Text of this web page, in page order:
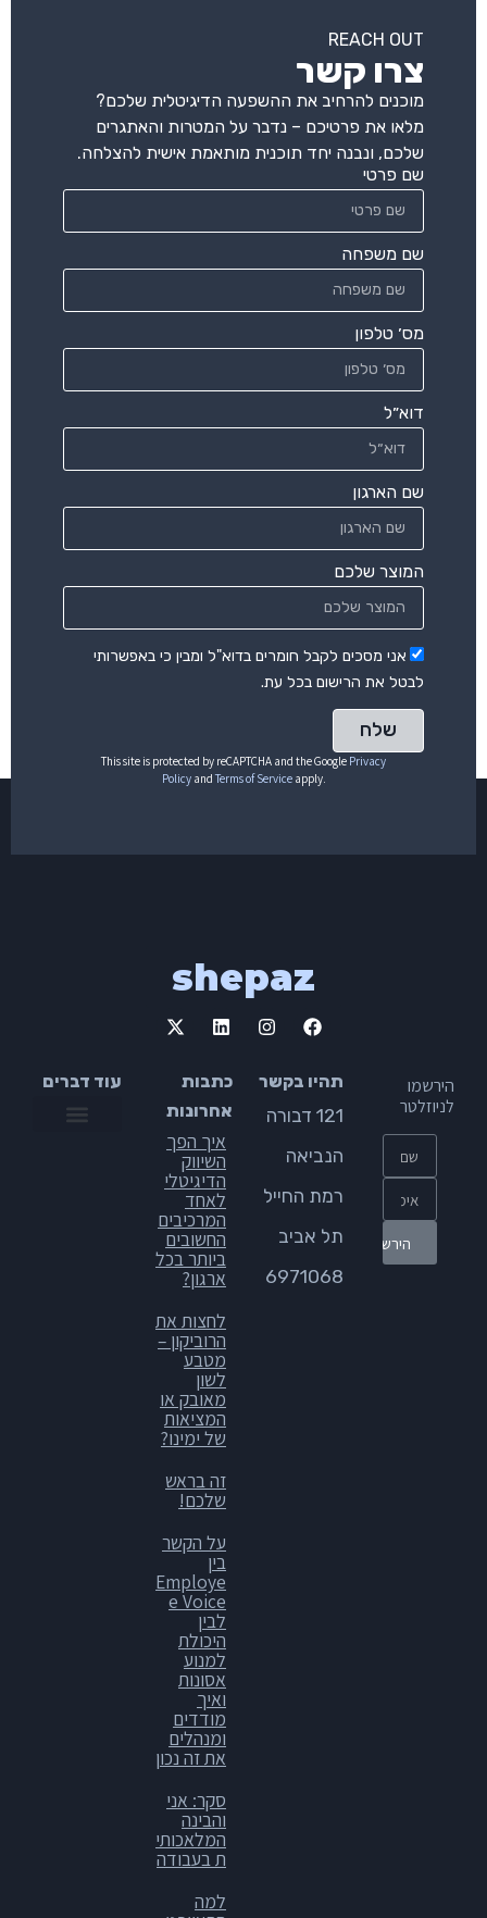
REACH OUT
צרו קשר
מוכנים להרחיב את ההשפעה הדיגיטלית שלכם?
מלאו את פרטיכם – נדבר על המטרות והאתגרים
שלכם, ונבנה יחד תוכנית מותאמת אישית להצלחה.
שם פרטי
שם משפחה
מס׳ טלפון
דוא״ל
שם הארגון
המוצר שלכם
אני מסכים לקבל חומרים בדוא"ל ומבין כי באפשרותי
לבטל את הרישום בכל עת.
שלח
This site is protected by reCAPTCHA and the Google Privacy
PolicyandTerms of Serviceapply.
shepaz
עוד דברים
כתבות
אחרונות
איך הפך
השיווק
הדיגיטלי
לאחד
המרכיבים
החשובים
ביותר בכל
ארגון?
לחצות את
הרוביקון –
מטבע
לשון
מאובק או
המציאות
של ימינו?
זה בראש
שלכם!
על הקשר
בין
Employe
e Voice
לבין
היכולת
למנוע
אסונות
ואיך
מודדים
ומנהלים
את זה נכון
סקר: אני
והבינה
המלאכותי
ת בעבודה
למה
תהיו בקשר
121 דבורה
הנביאה
רמת החייל
תל אביב
6971068
הירשמו
לניוזלטר